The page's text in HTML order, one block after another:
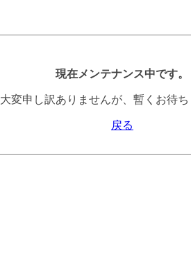
現在メンテナンス中です。
大変申し訳ありませんが、暫くお待ち
戻る